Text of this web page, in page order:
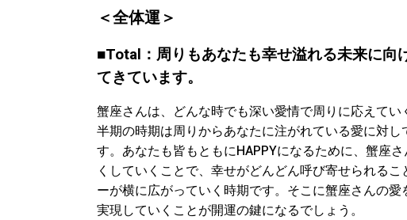
＜全体運＞
■Total：周りもあなたも幸せ溢れる未来に向
てきています。
蟹座さんは、どんな時でも深い愛情で周りに応えて
半期の時期は周りからあなたに注がれている愛に対
す。あなたも皆もともにHAPPYになるために、蟹座
くしていくことで、幸せがどんどん呼び寄せられる
ーが横に広がっていく時期です。そこに蟹座さんの
実現していくことが開運の鍵になるでしょう。